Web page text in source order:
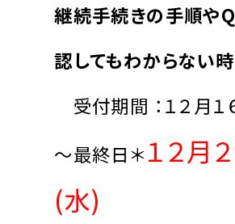
継続手続きの手順や
認してもわからない
受付期間 ：１２月１
～最終日＊１２月
(水)